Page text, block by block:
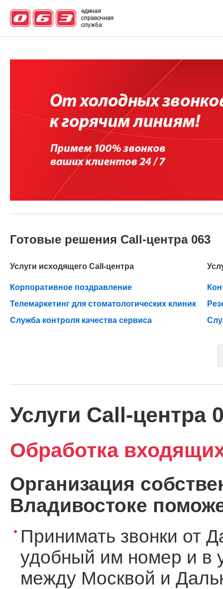
Готовые решения Call-центра 063
Услуги исходящего Call-центра
Корпоративное поздравление
Телемаркетинг для стоматологических клиник
Служба контроля качества сервиса
Услуги Call-центра
Обработка
Организация
Владивостоке
Принимать звонки от
удобный им номер и в
между Москвой и